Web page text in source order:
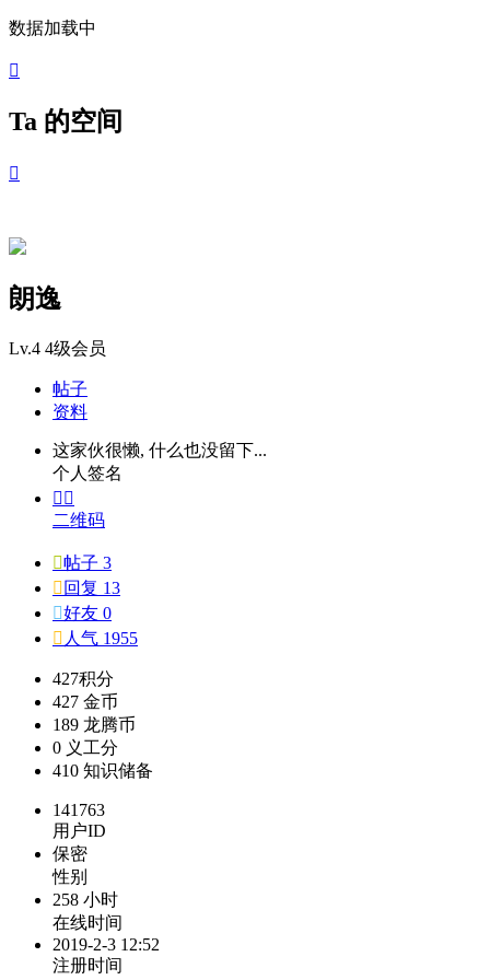
数据加载中

Ta 的空间

朗逸
Lv.4 4级会员
帖子
资料
这家伙很懒, 什么也没留下...
个人签名
 
二维码
帖子 3
 回复 13
好友 0
 人气 1955
427积分
427 金币
189 龙腾币
0 义工分
410 知识储备
141763
用户ID
保密
性别
258 小时
在线时间
2019-2-3 12:52
注册时间